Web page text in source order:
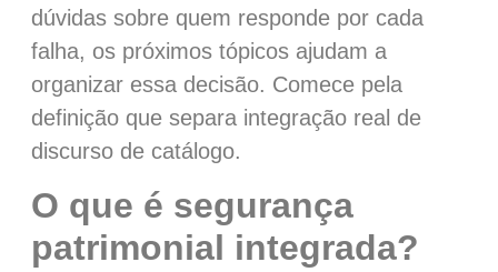
dúvidas sobre quem responde por cada
falha, os próximos tópicos ajudam a
organizar essa decisão. Comece pela
definição que separa integração real de
discurso de catálogo.
O que é segurança
patrimonial integrada?